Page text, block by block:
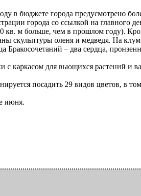
в бюджете города предусмотрено
города со ссылкой на главного
кв. м больше, чем в прошлом году).
скульптуры оленя и медведя. На
Бракосочетаний – два сердца,
с каркасом для вьющихся растений и
посадить 29 видов цветов, в
июня.